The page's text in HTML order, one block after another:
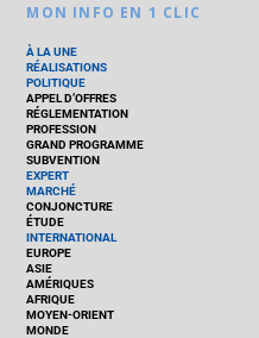
MON INFO EN 1 CLIC
À LA UNE
RÉALISATIONS
POLITIQUE
APPEL D’OFFRES
RÉGLEMENTATION
PROFESSION
GRAND PROGRAMME
SUBVENTION
EXPERT
MARCHÉ
CONJONCTURE
ÉTUDE
INTERNATIONAL
EUROPE
ASIE
AMÉRIQUES
AFRIQUE
MOYEN-ORIENT
MONDE